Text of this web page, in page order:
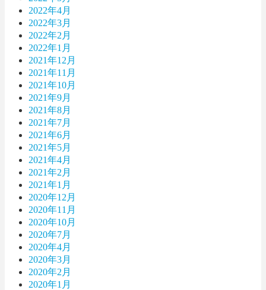
2022年4月
2022年3月
2022年2月
2022年1月
2021年12月
2021年11月
2021年10月
2021年9月
2021年8月
2021年7月
2021年6月
2021年5月
2021年4月
2021年2月
2021年1月
2020年12月
2020年11月
2020年10月
2020年7月
2020年4月
2020年3月
2020年2月
2020年1月